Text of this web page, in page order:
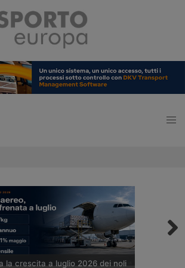
la crescita a luglio 2026 dei noli